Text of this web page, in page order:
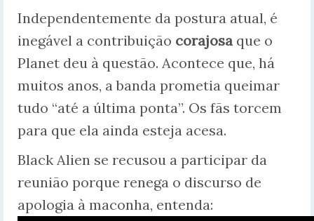
Independentemente da postura atual, é
inegável a contribuição corajosaque o
Planet deu à questão. Acontece que, há
muitos anos, a banda prometia queimar
tudo “até a última ponta”. Os fãs torcem
para que ela ainda esteja acesa.
Black Alien se recusou a participar da
reunião porque renega o discurso de
apologia à maconha, entenda: